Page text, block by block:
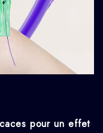
pour un effet